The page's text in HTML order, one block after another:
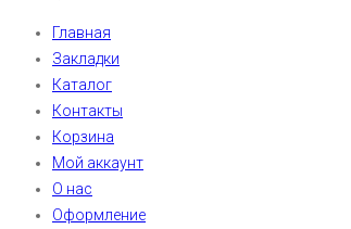
Главная
Закладки
Каталог
Контакты
Корзина
Мой аккаунт
О нас
Оформление